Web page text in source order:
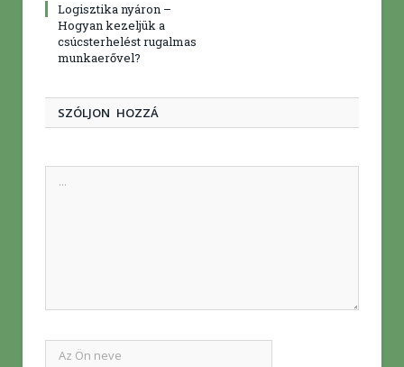
Logisztika nyáron –
Hogyan kezeljük a
csúcsterhelést rugalmas
munkaerővel?
SZÓLJON HOZZÁ